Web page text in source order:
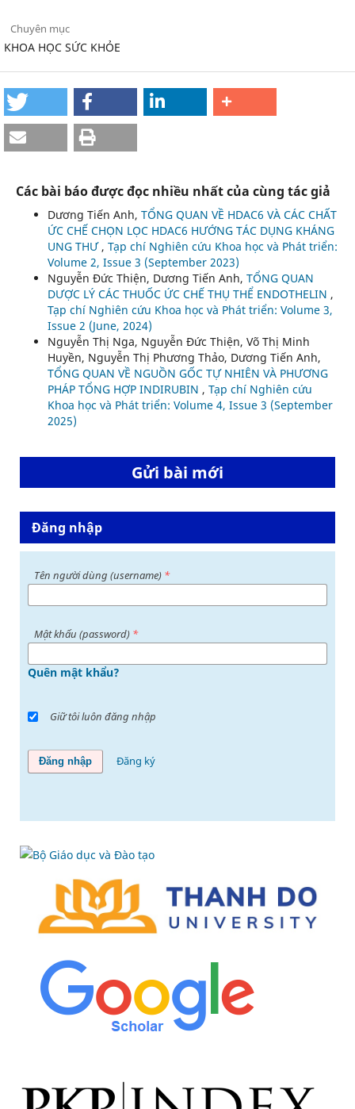
Chuyên mục
KHOA HỌC SỨC KHỎE
Các bài báo được đọc nhiều nhất của cùng tác giả
Dương Tiến Anh, TỔNG QUAN VỀ HDAC6 VÀ CÁC CHẤT
ỨC CHẾ CHỌN LỌC HDAC6 HƯỚNG TÁC DỤNG KHÁNG
UNG THƯ , Tạp chí Nghiên cứu Khoa học và Phát triển:
Volume 2, Issue 3 (September 2023)
Nguyễn Đức Thiện, Dương Tiến Anh, TỔNG QUAN
DƯỢC LÝ CÁC THUỐC ỨC CHẾ THỤ THỂ ENDOTHELIN ,
Tạp chí Nghiên cứu Khoa học và Phát triển: Volume 3,
Issue 2 (June, 2024)
Nguyễn Thị Nga, Nguyễn Đức Thiện, Võ Thị Minh
Huyền, Nguyễn Thị Phương Thảo, Dương Tiến Anh,
TỔNG QUAN VỀ NGUỒN GỐC TỰ NHIÊN VÀ PHƯƠNG
PHÁP TỔNG HỢP INDIRUBIN , Tạp chí Nghiên cứu
Khoa học và Phát triển: Volume 4, Issue 3 (September
2025)
Gửi bài mới
Đăng nhập
Tên người dùng (username) *
Mật khấu (password) *
Quên mật khẩu?
Giữ tôi luôn đăng nhập
Đăng nhập Đăng ký